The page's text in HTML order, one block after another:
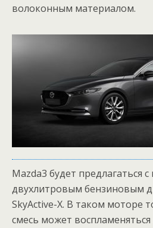
волоконным материалом.
Mazda3 будет предлагаться
двухлитровым бензиновым
SkyActive-X. В таком моторе
смесь может